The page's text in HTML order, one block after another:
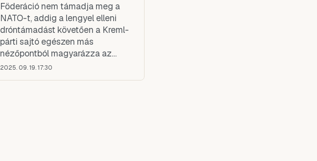
Föderáció nem támadja meg a
NATO-t, addig a lengyel elleni
dróntámadást követően a Kreml-
párti sajtó egészen más
nézőpontból magyarázza az
eseményeket. Nem támadja meg
2025. 09. 19. 17:30